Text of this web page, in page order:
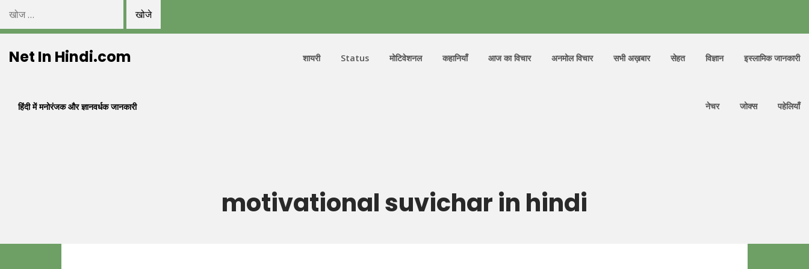
निम्न
को
खोजें:
toNet In Hindi.com
हिंदी में मनोरंजक और ज्ञानवर्धक जानकारी
शायरी Status मोटिवेशनल कहानियाँ आज का विचार अनमोल विचार सभी अख़बार सेहत विज्ञान इस्लामिक जानकारी
नेचर जोक्स पहेलियाँ
motivational suvichar in hindi